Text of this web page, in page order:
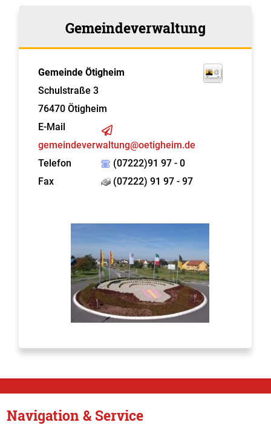
Gemeindeverwaltung
Gemeinde Ötigheim
Schulstraße 3
76470 Ötigheim
E-Mail
gemeindeverwaltung@oetigheim.de
Telefon
(07222)91 97 - 0
Fax
(07222) 91 97 - 97
Navigation & Service